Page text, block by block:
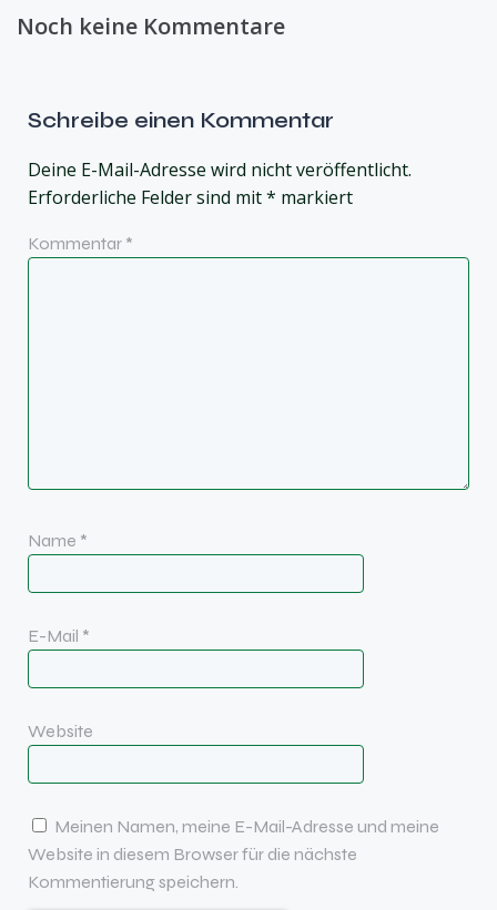
Noch keine Kommentare
Schreibe einen Kommentar
Deine E-Mail-Adresse wird nicht veröffentlicht.
Erforderliche Felder sind mit* markiert
Kommentar *
Name *
E-Mail *
Website
Meinen Namen, meine E-Mail-Adresse und meine
Website in diesem Browser für die nächste
Kommentierung speichern.